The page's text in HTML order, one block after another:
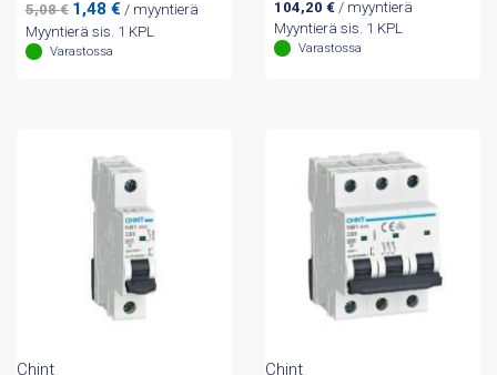
5,08€ Alkuperäinen
hinta
oli:
1,48 €Nykyinen
hinta
/ myyntierä
Myyntierä sis. 1 KPL
Varastossa
104,20 €/ myyntierä
Myyntierä sis. 1 KPL
Varastossa
Chint
Chint